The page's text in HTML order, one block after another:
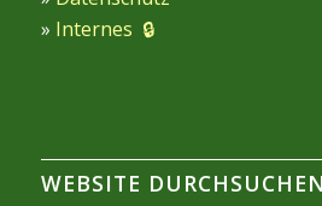
» Internes 🔒
WEBSITE DURCHSUCHEN